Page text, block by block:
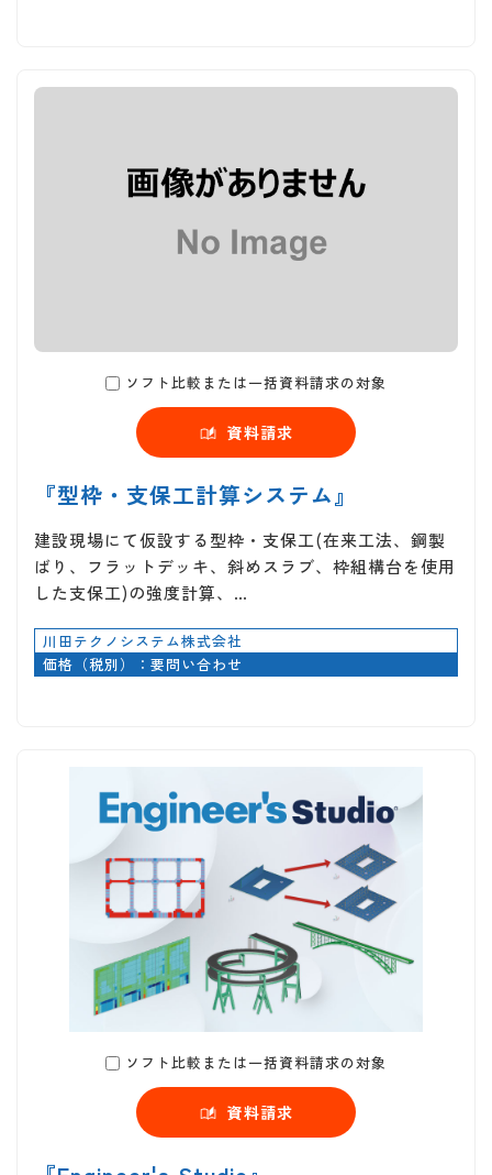
ソフト比較または一括資料請求の対象
資料請求
『型枠・支保工計算システム』
建設現場にて仮設する型枠・支保工(在来工法、鋼製
ばり、フラットデッキ、斜めスラブ、枠組構台を使用
した支保工)の強度計算、…
川田テクノシステム株式会社
価格（税別）：要問い合わせ
ソフト比較または一括資料請求の対象
資料請求